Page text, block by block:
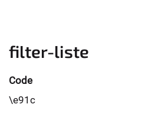
filter-liste
Code
\e91c